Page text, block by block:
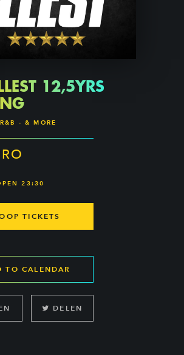
12,5YRS
- & MORE
23:30
TICKETS
TO CALENDAR
DELEN